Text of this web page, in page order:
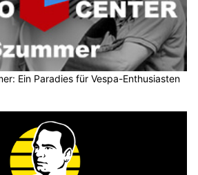
Ein Paradies für Vespa-Enthusiasten